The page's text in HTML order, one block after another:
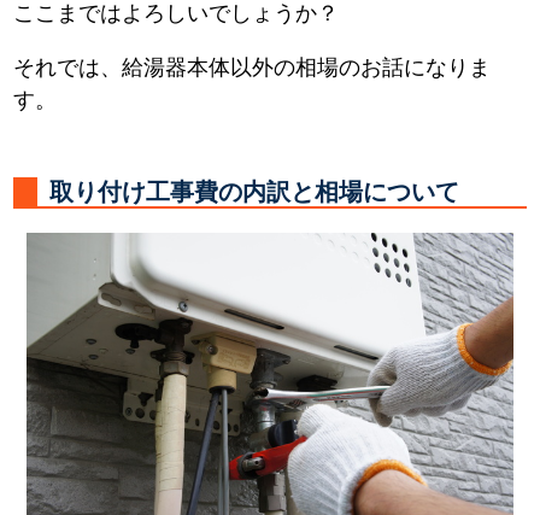
ここまではよろしいでしょうか？
それでは、給湯器本体以外の相場のお話になりま
す。
取り付け工事費の内訳と相場について